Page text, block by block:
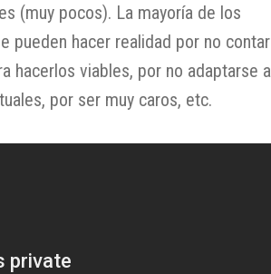
(muy pocos). La mayoría de los
pueden hacer realidad por no contar
hacerlos viables, por no adaptarse a
por ser muy caros, etc.